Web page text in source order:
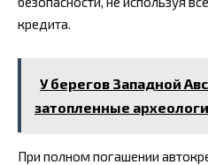
кредита.
У берегов Западной
затопленные
При полном погашении